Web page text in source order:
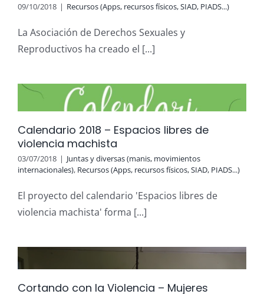
09/10/2018 | Recursos (Apps, recursos físicos, SIAD, PIADS...)
La Asociación de Derechos Sexuales y
Reproductivos ha creado el [...]
Calendario 2018 – Espacios libres de
violencia machista
03/07/2018 | Juntas y diversas (manis, movimientos
internacionales), Recursos (Apps, recursos físicos, SIAD, PIADS...)
El proyecto del calendario 'Espacios libres de
violencia machista' forma [...]
Cortando con la Violencia – Mujeres